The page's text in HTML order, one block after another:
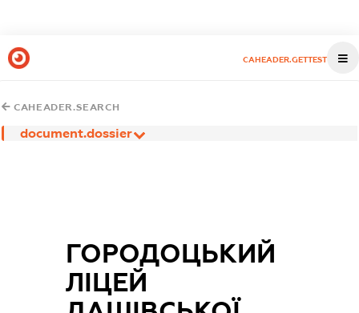
CAHEADER.GETTEST
CAHEADER.SEARCH
document.dossier
ГОРОДОЦЬКИЙ
ЛІЦЕЙ